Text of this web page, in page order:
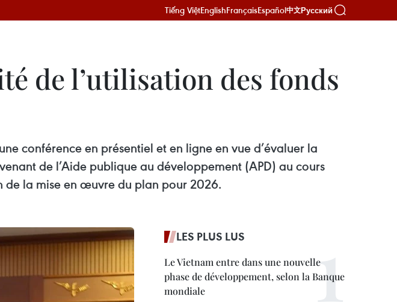
Tiếng ViệtEnglishFrançaisEspañol中文Русский
de l’utilisation des fonds
conférence en présentiel et en ligne en vue d’évaluer la
de l’Aide publique au développement (APD) au cours
de la mise en œuvre du plan pour 2026.
LES PLUS LUS
Le Vietnam entre dans une nouvelle
phase de développement, selon la Banque
mondiale